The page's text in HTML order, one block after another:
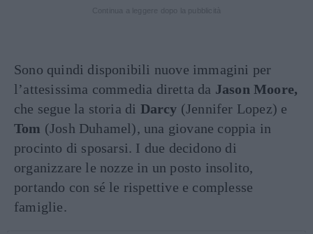
Sono quindi disponibili nuove immagini per
l’attesissima commedia diretta da Jason Moore,
che segue la storia di Darcy (Jennifer Lopez) e
Tom (Josh Duhamel), una giovane coppia in
procinto di sposarsi. I due decidono di
organizzare le nozze in un posto insolito,
portando con sé le rispettive e complesse
famiglie.